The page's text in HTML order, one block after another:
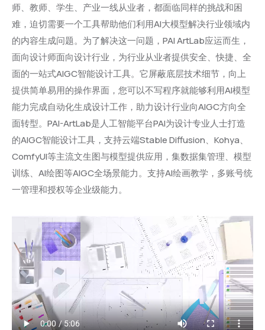
师、教师、学生、产业一线从业者，都面临同样的挑战和困
难，迫切需要一个工具帮助他们利用AI大模型解决行业领域内
的内容生成问题。为了解决这一问题，PAI ArtLab应运而生，
面向设计师面向设计行业，为行业从业者提供安全、快捷、全
面的一站式AIGC智能设计工具。它屏蔽底层技术细节，向上
提供简单易用的操作界面，您可以不写程序就能够利用AI模型
能力完成自动化生成设计工作，助力设计行业向AIGC方向全
面转型。PAI-ArtLab是人工智能平台PAI为设计专业人士打造
的AIGC智能设计工具，支持云端Stable Diffusion、Kohya、
ComfyUI等主流文生图与模型提供应用，集数据集管理、模型
训练、AI绘图等AIGC全场景能力。支持AI绘画教学，多账号统
一管理和授权等企业级能力。